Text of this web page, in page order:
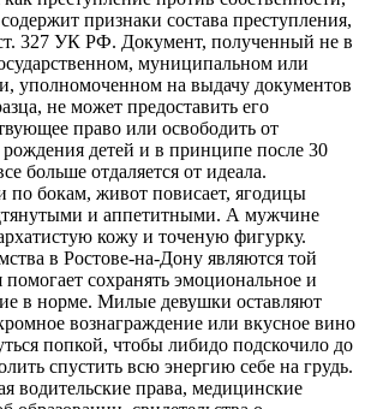
признаки состава преступления,
327 УК РФ. Документ, полученный не в
муниципальном или
уполномоченном на выдачу документов
не может предоставить его
право или освободить от
детей и в принципе после 30
больше отдаляется от идеала.
по бокам, живот повисает, ягодицы
и аппетитными. А мужчине
кожу и точеную фигурку.
в Ростове-на-Дону являются той
сохранять эмоциональное и
в норме. Милые девушки оставляют
вознаграждение или вкусное вино
попкой, чтобы либидо подскочило до
спустить всю энергию себе на грудь.
водительские права, медицинские